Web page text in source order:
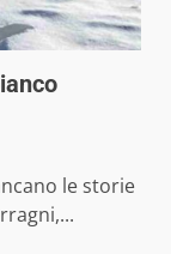
le storie